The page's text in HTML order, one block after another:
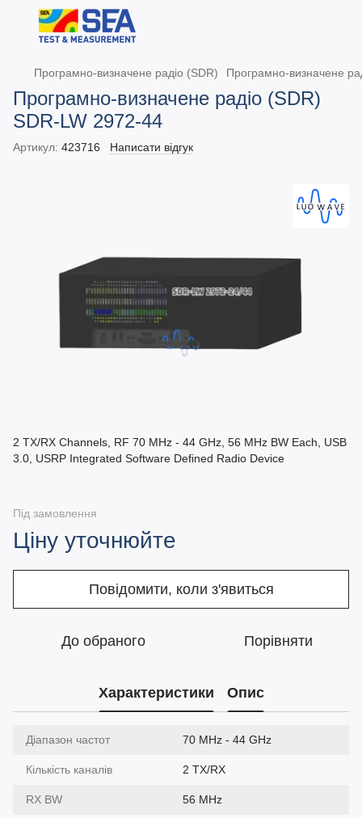
Програмно-визначене радіо (SDR) Програмно-визначене
Програмно-визначене радіо (SDR)
SDR-LW 2972-44
Артикул: 423716 Написати відгук
2 TX/RX Channels, RF 70 MHz - 44 GHz, 56 MHz BW Each, USB
3.0, USRP Integrated Software Defined Radio Device
Під замовлення
Ціну уточнюйте
Повідомити, коли з'явиться
До обраного Порівняти
Характеристики Опис
Діапазон частот 70 MHz - 44 GHz
Кількість каналів 2 TX/RX
RX BW 56 MHz